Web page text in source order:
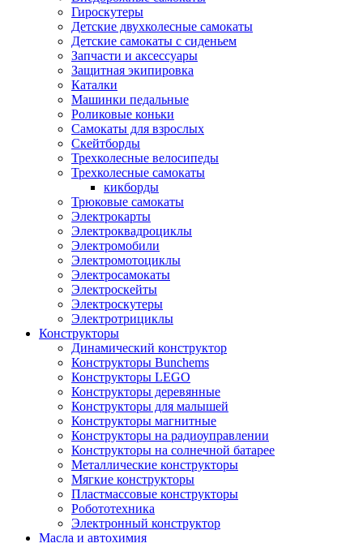
Гироскутеры
Детские двухколесные самокаты
Детские самокаты с сиденьем
Запчасти и аксессуары
Защитная экипировка
Каталки
Машинки педальные
Роликовые коньки
Самокаты для взрослых
Скейтборды
Трехколесные велосипеды
Трехколесные самокаты
кикборды
Трюковые самокаты
Электрокарты
Электроквадроциклы
Электромобили
Электромотоциклы
Электросамокаты
Электроскейты
Электроскутеры
Электротрициклы
Конструкторы
Динамический конструктор
Конструкторы Bunchems
Конструкторы LEGO
Конструкторы деревянные
Конструкторы для малышей
Конструкторы магнитные
Конструкторы на радиоуправлении
Конструкторы на солнечной батарее
Металлические конструкторы
Мягкие конструкторы
Пластмассовые конструкторы
Робототехника
Электронный конструктор
Масла и автохимия